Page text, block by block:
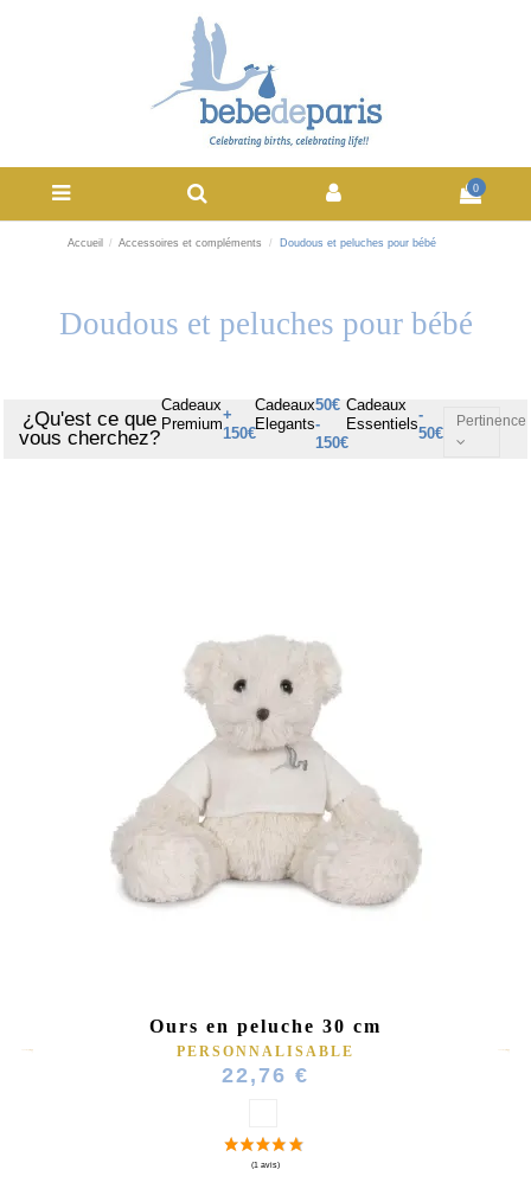
0
Accueil Accessoires et compléments Doudous et peluches pour bébé
Doudous et peluches pour bébé
¿Qu'est ce que
vous cherchez?
Cadeaux
Premium
+
150€
Cadeaux
Elegants
50€
-
150€
Cadeaux
Essentiels
-
50€
Pertinence
Ours en peluche 30 cm
PERSONNALISABLE
22,76 €